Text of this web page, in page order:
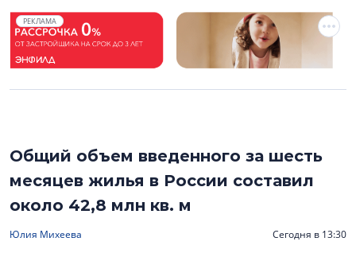
РЕКЛАМА
Общий объем введенного за шесть
месяцев жилья в России составил
около 42,8 млн кв. м
Юлия Михеева Сегодня в 13:30